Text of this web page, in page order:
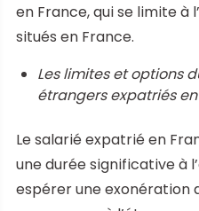
en France, qui se limite à
situés en France.
Les limites et options
étrangers expatriés
Le salarié expatrié en
une durée significative à
espérer une exonération